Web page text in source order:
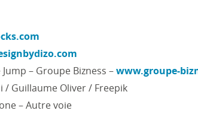
Jump – Groupe Bizness –www.groupe-
/ Guillaume Oliver / Freepik
– Autre voie